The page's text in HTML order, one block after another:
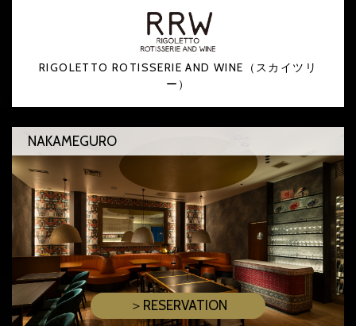
RIGOLETTO ROTISSERIE AND WINE（スカイツリ
ー）
NAKAMEGURO
＞RESERVATION